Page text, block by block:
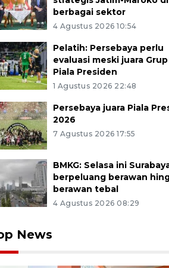
berbagai sektor
4 Agustus 2026 10:54
Pelatih: Persebaya perlu
evaluasi meski juara Grup
Piala Presiden
1 Agustus 2026 22:48
Persebaya juara Piala
2026
7 Agustus 2026 17:55
BMKG: Selasa ini
berpeluang berawan
berawan tebal
4 Agustus 2026 08:29
News